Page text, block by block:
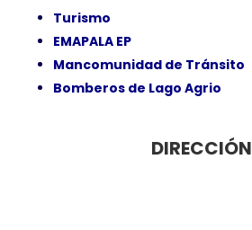
Turismo
EMAPALA EP
Mancomunidad de Tránsito
Bomberos de Lago Agrio
DIRECCIÓN